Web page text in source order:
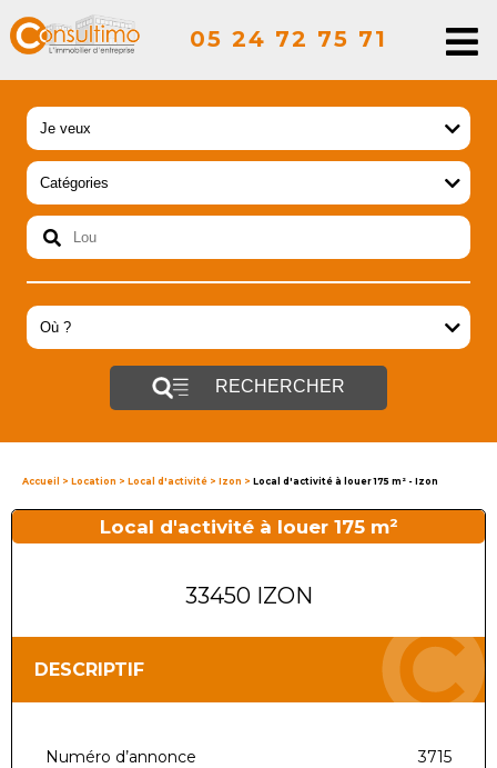
05 24 72 75 71
RECHERCHER
Accueil > Location > Local d'activité > Izon > Local d'activité à louer 175 m² - Izon
Local d'activité à louer 175 m²
33450 IZON
DESCRIPTIF
Numéro d’annonce
3715